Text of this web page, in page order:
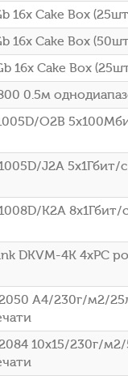
16x Cake Box
16x Cake Box
16x Cake Box
0.5м
O2B
J2A 5x1Гбит/с
K2A 8x1Гбит/с
DKVM-4K 4xPC
A4/230г/м2/
10x15/230г/